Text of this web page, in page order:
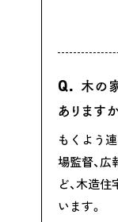
木の
あります
もくよう
場監督、広
ど、木造
います。